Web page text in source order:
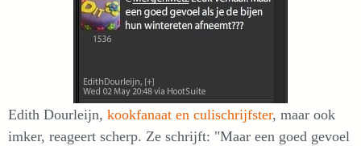
Edith Dourleijn, kookfanaat en culischrijfster, maar ook
imker, reageert scherp. Ze schrijft: "Maar een goed gevoel